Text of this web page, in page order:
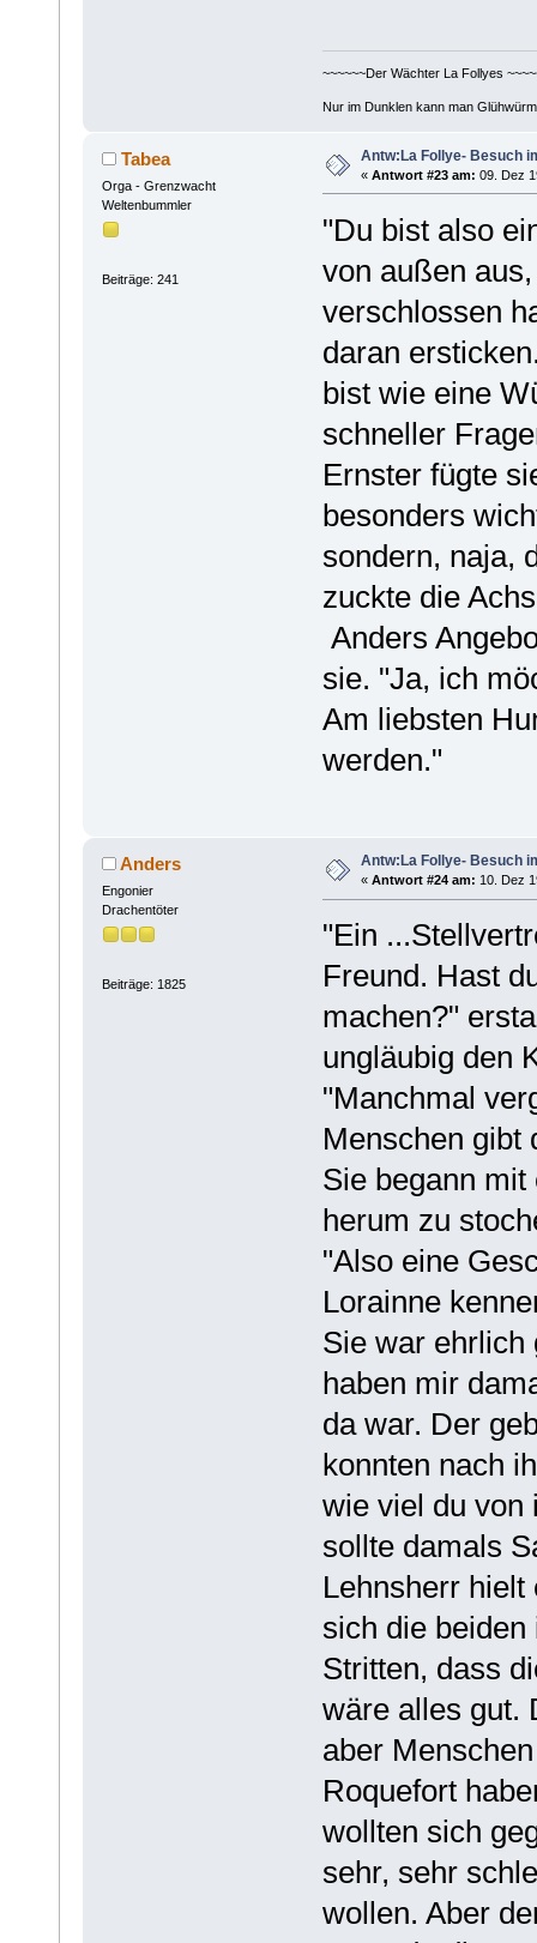
~~~~~~Der Wächter La Follyes
Nur im Dunklen kann man
Tabea
Orga - Grenzwacht
Weltenbummler
Beiträge: 241
Antw:La Follye- Besuch
« Antwort #23 am: 09. Dez
"Du bist also
von außen
verschlossen
daran
bist wie eine
schneller
Ernster fügte
besonders
sondern, naja,
zuckte die
Anders
sie. "Ja, ich
Am liebsten
werden."
Anders
Engonier
Drachentöter
Beiträge: 1825
Antw:La Follye- Besuch
« Antwort #24 am: 10. Dez
"Ein
Freund. Hast
machen?"
ungläubig den
"Manchmal
Menschen gibt
Sie begann
herum zu
"Also eine
Lorainne
Sie war ehrlich
haben mir
da war. Der
konnten nach
wie viel du von
sollte damals
Lehnsherr hielt
sich die
Stritten, dass
wäre alles gut.
aber
Roquefort
wollten sich
sehr, sehr
wollen. Aber